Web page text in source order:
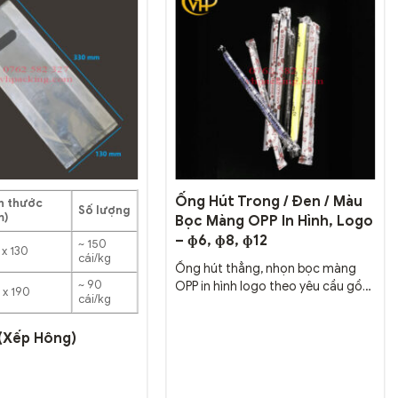
Hông)
thước
Số lượng
130
~ 150
cái/kg
190
~ 90
cái/kg
Ống Hút Trong / Đen / Màu
Bọc Màng OPP In Hình, Logo
– ɸ6, ɸ8, ɸ12
Ống hút thẳng, nhọn bọc màng
OPP in hình logo theo yêu cầu gồm